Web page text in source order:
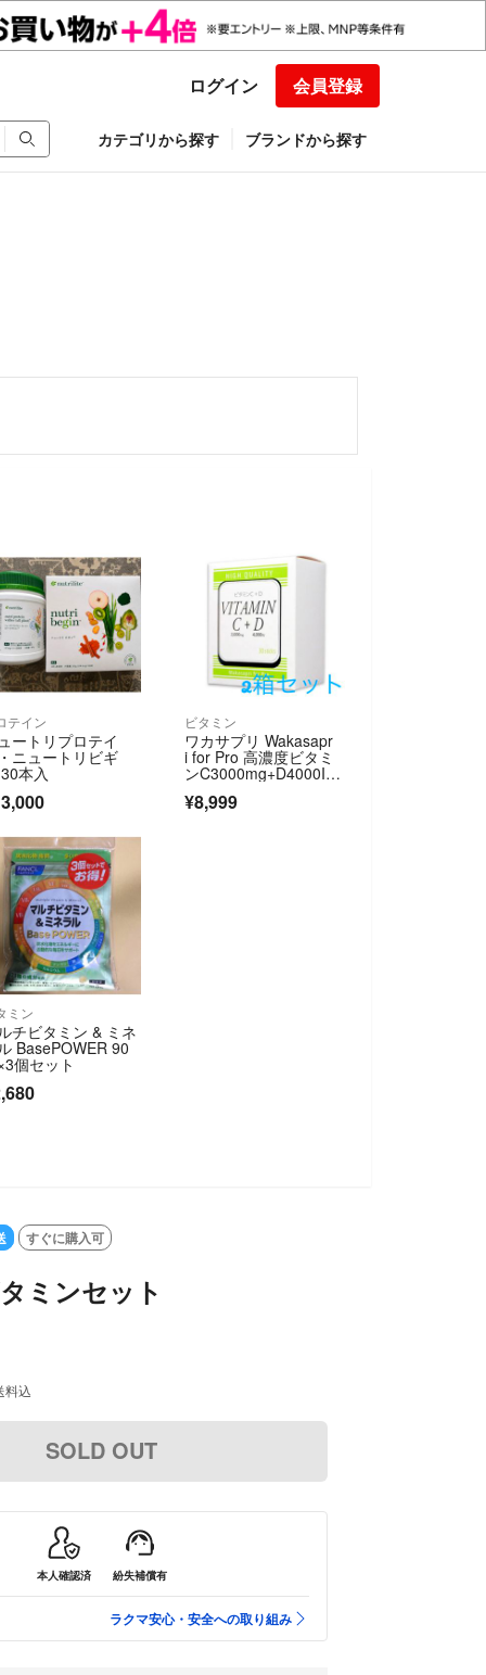
ログイン 会員登録
カテゴリから探す ブランドから探す
テイン
ートリプロテイ
ニュートリビギ
本入
ビタミン
ワカサプリ Wakasapr
i for Pro 高濃度ビタミ
ンC3000mg+D4000I
U 2箱セット 60包
¥8,999
ミン
チビタミン & ミネ
BasePOWER 90
個セット
すぐに購入可
ミンセット
料込
SOLD OUT
本人確認済 紛失補償有
ラクマ安心・安全への取り組み